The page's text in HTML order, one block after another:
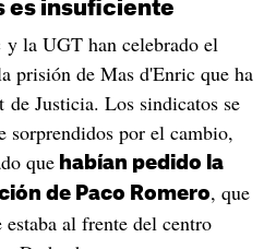
es insuficiente
la UGT han celebrado el
prisión de Mas d'Enric que ha
de Justicia. Los sindicatos se
sorprendidos por el cambio,
quehabían pedido la
de Paco Romero, que
al frente del centro